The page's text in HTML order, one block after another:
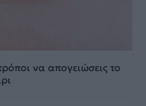
να απογειώσεις το